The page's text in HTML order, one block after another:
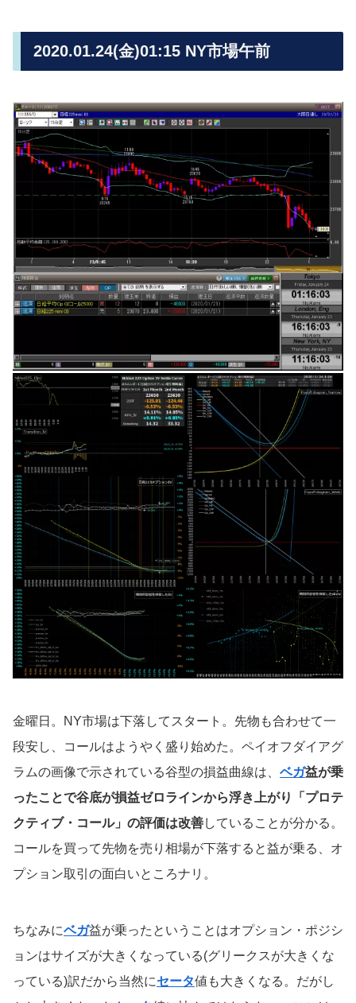
2020.01.24(金)01:15 NY市場午前
金曜日。NY市場は下落してスタート。先物も合わせて一
段安し、コールはようやく盛り始めた。ペイオフダイアグ
ラムの画像で示されている谷型の損益曲線は、 ベガ益が乗
ったことで谷底が損益ゼロラインから浮き上がり「プロテ
クティブ・コール」の評価は改善していることが分かる。
コールを買って先物を売り相場が下落すると益が乗る、オ
プション取引の面白いところナリ。
ちなみにベガ益が乗ったということはオプション・ポジシ
ョンはサイズが大きくなっている(グリークスが大きくな
っている)訳だから当然にセータ値も大きくなる。だがし